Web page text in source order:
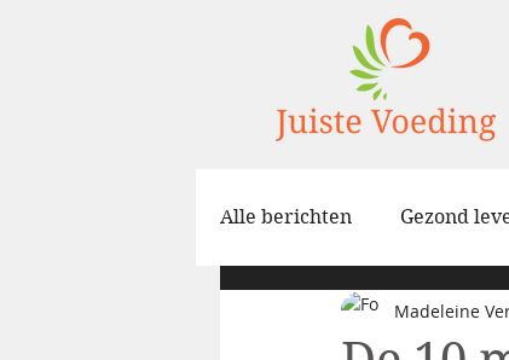
Alle berichten Gezond
SpijsverteringMadeleine